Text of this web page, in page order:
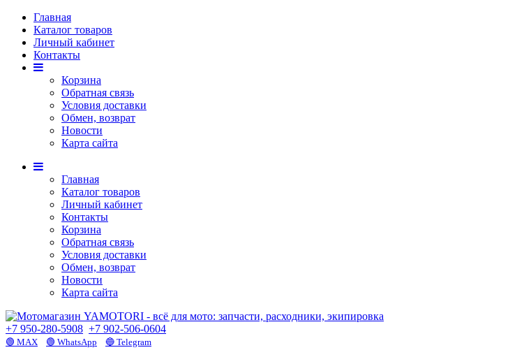
Главная
Каталог товаров
Личный кабинет
Контакты
Корзина
Обратная связь
Условия доставки
Обмен, возврат
Новости
Карта сайта
Главная
Каталог товаров
Личный кабинет
Контакты
Корзина
Обратная связь
Условия доставки
Обмен, возврат
Новости
Карта сайта
+7 950-280-5908 +7 902-506-0604
🟢 MAX 🟢 WhatsApp 🔵 Telegram